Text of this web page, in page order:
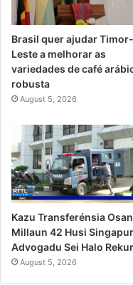
Brasil quer ajudar Timor-
Leste a melhorar as
variedades de café
robusta
August 5, 2026
Kazu Transferénsia Osan
Millaun 42 Husi
Advogadu Sei Halo
August 5, 2026